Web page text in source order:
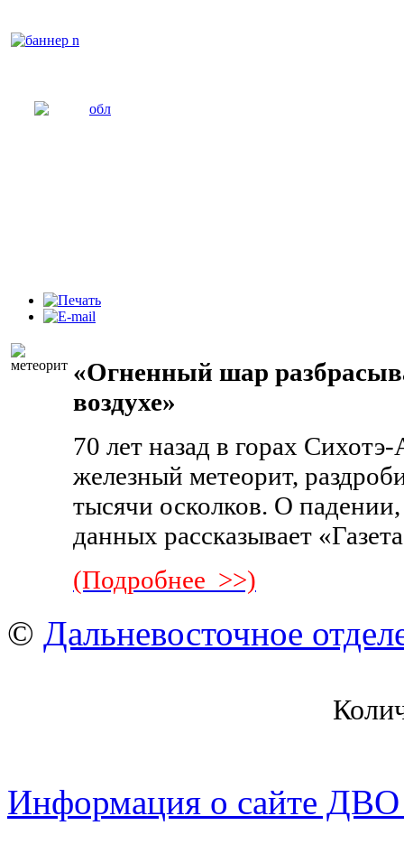
«Огненный шар
воздухе»
70 лет назад в горах
железный метеорит,
тысячи осколков. О
данных рассказывает
(Подробнее >>)
© Дальневосточное
Информация о сайте